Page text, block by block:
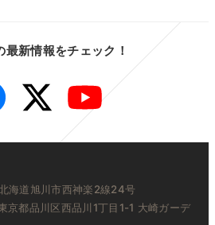
最新情報をチェック！
Facebook Twitter YouTube
道旭川市西神楽2線24号
都品川区西品川1丁目1-1 大崎ガーデ